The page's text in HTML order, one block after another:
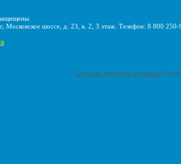
Московское шоссе, д. 23, к. 2, 3 этаж. Телефон: 8 800
Создание интернет-магазина